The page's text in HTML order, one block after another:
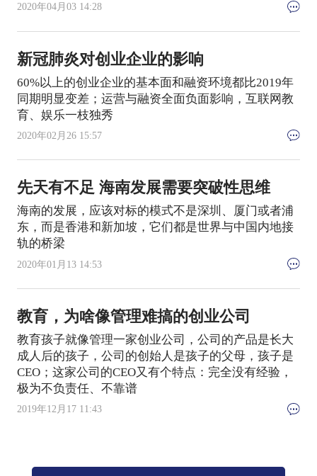
2020年04月03 14:28
新冠肺炎对创业企业的影响
60%以上的创业企业的基本面和融资环境都比2019年
同期明显变差；运营与融资全面负面影响，互联网教
育、娱乐一枝独秀
2020年02月26 15:57
先天有不足 海南发展需要突破性思维
海南的发展，应该对标的模式不是深圳、厦门或者浦
东，而是香港和新加坡，它们都是世界与中国内地接
轨的桥梁
2020年01月13 14:53
教育，为啥像管理难搞的创业公司
教育孩子就像管理一家创业公司，公司的产品是长大
成人后的孩子，公司的创始人是孩子的父母，孩子是
CEO；这家公司的CEO又有个特点：完全没有经验，
极为不负责任、不靠谱
2019年12月17 11:43